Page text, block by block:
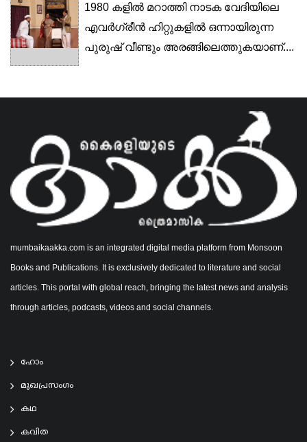
1980 കളിൽ മറാത്തി നാടക വേദിയിലെ
എവർഗ്രീൻ ഹിറ്റുകളിൽ ഒന്നായിരുന്ന
പുരുഷ് വീണ്ടും അരങ്ങിലെത്തുകയാണ്....
mumbaikaakka.com is an integrated digital media platform from Monsoon
Books and Publications. It is exclusively dedicated to literature and social
articles. This portal with global reach, bringing the latest news and analysis
through articles, podcasts, videos and social channels.
ഹോം
മുഖപ്രസംഗം
കഥ
കവിത